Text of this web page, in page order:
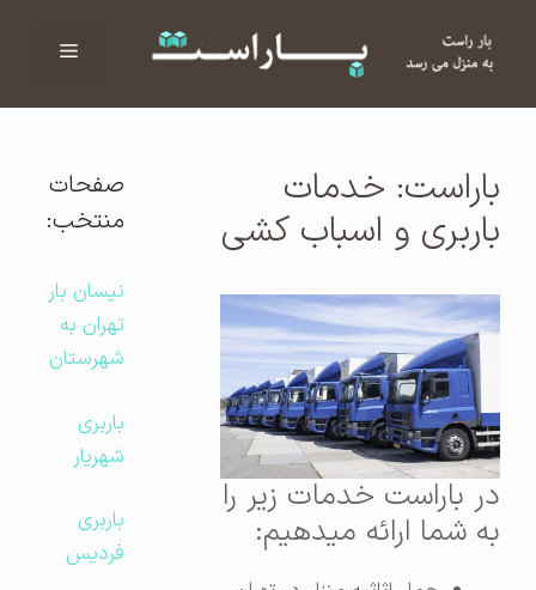
فهرست
باراست: خدمات
باربری و اسباب کشی
در باراست خدمات زیر را
به شما ارائه میدهیم:
صفحات
منتخب:
نیسان بار
تهران به
شهرستان
باربری
شهریار
باربری
فردیس